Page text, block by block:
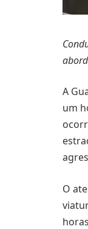
A
um
O